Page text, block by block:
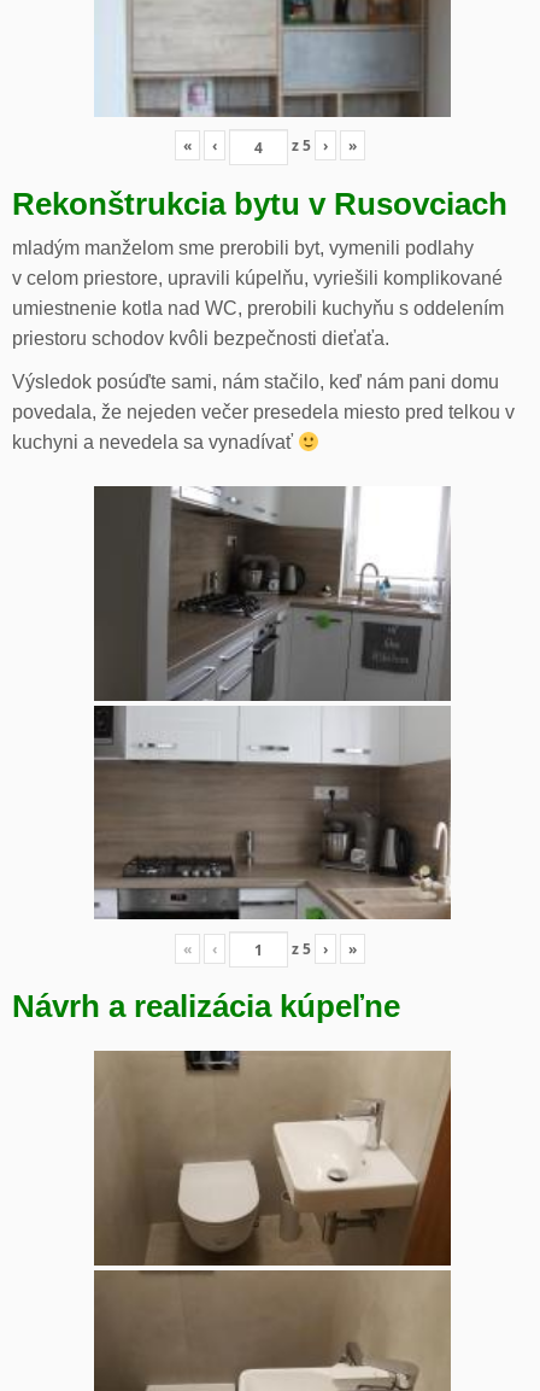
« ‹ z5 › »
Rekonštrukcia bytu v Rusovciach
mladým manželom sme prerobili byt, vymenili podlahy
v celom priestore, upravili kúpelňu, vyriešili komplikované
umiestnenie kotla nad WC, prerobili kuchyňu s oddelením
priestoru schodov kvôli bezpečnosti dieťaťa.
Výsledok posúďte sami, nám stačilo, keď nám pani domu
povedala, že nejeden večer presedela miesto pred telkou v
kuchyni a nevedela sa vynadívať
« ‹ z5 › »
Návrh a realizácia kúpeľne